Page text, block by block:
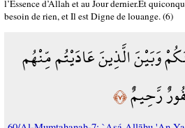
l’Essence d’Allah et au Jour dernier.Et
besoin de rien, et Il est Digne de louange. (6)
وَبَيْنَ الَّذِينَ عَادَيْتُم مِّنْهُم
رَّحِيمٌ﴿٧﴾